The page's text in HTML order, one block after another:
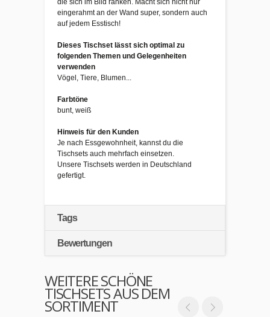
die sich im Bild ranken. Macht sich nicht nur
eingerahmt an der Wand super, sondern auch
auf jedem Esstisch!
Dieses Tischset lässt sich optimal zu
folgenden Themen und Gelegenheiten
verwenden
Vögel, Tiere, Blumen...
Farbtöne
bunt, weiß
Hinweis für den Kunden
Je nach Essgewohnheit, kannst du die
Tischsets auch mehrfach einsetzen.
Unsere Tischsets werden in Deutschland
gefertigt.
Tags
Bewertungen
WEITERE SCHÖNE
TISCHSETS AUS DEM
SORTIMENT